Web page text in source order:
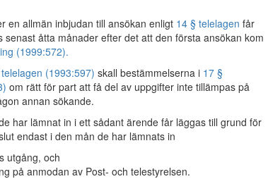
en allmän inbjudan till ansökan enligt 14 § telelagen får
senast åtta månader efter det att den första ansökan kom
(1999:572).
(1993:597) skall bestämmelserna i 17 §
om rätt för part att få del av uppgifter inte tillämpas på
annan sökande.
har lämnat in i ett sådant ärende får läggas till grund för
endast i den mån de har lämnats in
utgång, och
på anmodan av Post- och telestyrelsen.